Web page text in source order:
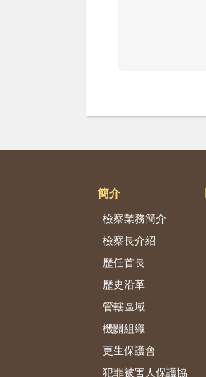
簡介
檢察業務簡介
檢察長介紹
歷任首長
歷史沿革
管轄區域
機關組織
更生保護會
犯罪被害人保護協